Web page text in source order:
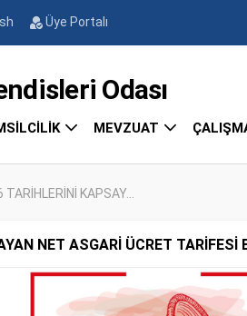
Üye Portalı
Odası
MEVZUAT
KAPSAY...
NET ASGARİ ÜCRET TARİFESİ